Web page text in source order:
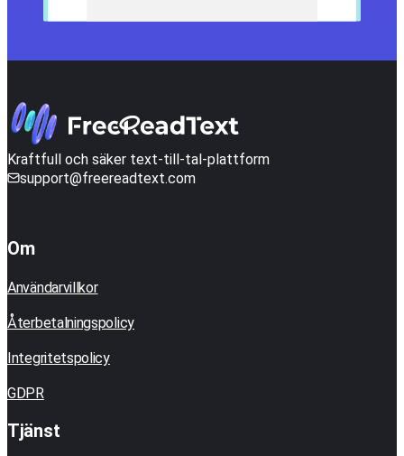
Kraftfull och säker text-till-tal-plattform
support@freereadtext.com
Om
Användarvillkor
Återbetalningspolicy
Integritetspolicy
GDPR
Tjänst